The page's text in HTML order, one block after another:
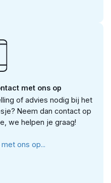
met ons op
of advies nodig bij het
Neem dan contact op
we helpen je graag!
ons op...